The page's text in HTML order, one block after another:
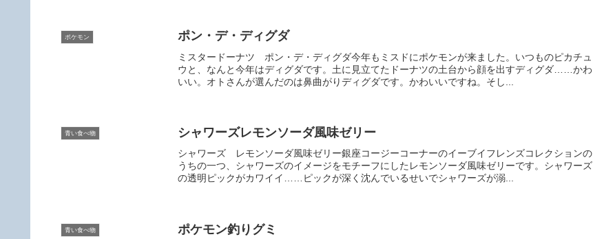
ポケモン ポン・デ・ディグダ
ミスタードーナツ ポン・デ・ディグダ今年もミスドにポケモンが来ました。いつものピカチュ
ウと、なんと今年はディグダです。土に見立てたドーナツの土台から顔を出すディグダ……かわ
いい。オトさんが選んだのは鼻曲がりディグダです。かわいいですね。そし...
青い食べ物 シャワーズレモンソーダ風味ゼリー
シャワーズ レモンソーダ風味ゼリー銀座コージーコーナーのイーブイフレンズコレクションの
うちの一つ、シャワーズのイメージをモチーフにしたレモンソーダ風味ゼリーです。シャワーズ
の透明ピックがカワイイ……ピックが深く沈んでいるせいでシャワーズが溺...
青い食べ物 ポケモン釣りグミ